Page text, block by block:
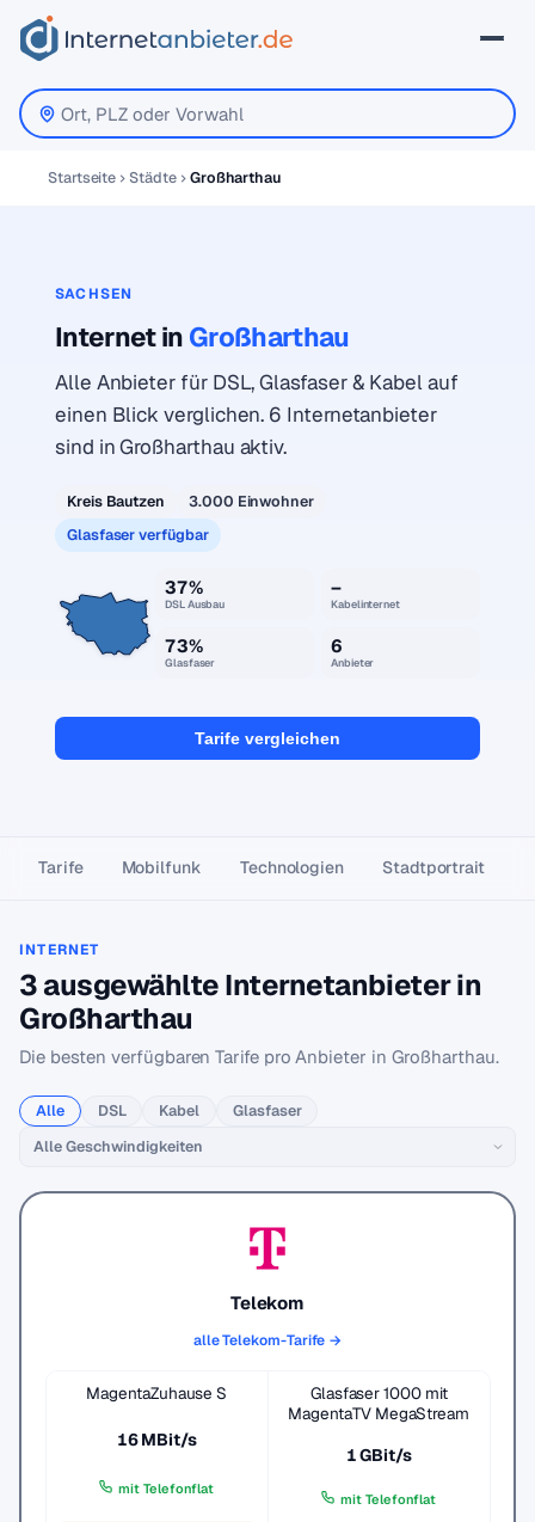
Startseite Städte Großharthau
SACHSEN
Internet in Großharthau
Alle Anbieter für DSL, Glasfaser & Kabel auf
einen Blick verglichen. 6 Internetanbieter
sind in Großharthau aktiv.
Kreis Bautzen
3.000 Einwohner
Glasfaser verfügbar
37%
DSL Ausbau
–
Kabelinternet
73%
Glasfaser
6
Anbieter
Tarife vergleichen
Tarife Mobilfunk Technologien Stadtportrait
INTERNET
3 ausgewählte Internetanbieter in
Großharthau
Die besten verfügbaren Tarife pro Anbieter in Großharthau.
Alle DSL Kabel Glasfaser
Telekom
alle Telekom-Tarife →
MagentaZuhause S
16 MBit/s
mit Telefonflat
Glasfaser 1000 mit
MagentaTV MegaStream
1 GBit/s
mit Telefonflat